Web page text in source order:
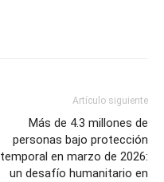
Artículo siguiente
Más de 4.3 millones de
personas bajo protección
temporal en marzo de 2026:
un desafío humanitario en